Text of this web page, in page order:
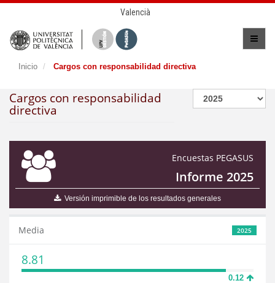
Valencià
Inicio Cargos con responsabilidad directiva
Cargos con responsabilidad
directiva
Encuestas PEGASUS
Informe 2025
Versión imprimible de los resultados generales
2025
Media
8.81
0.12